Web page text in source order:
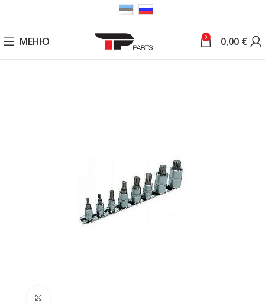
МЕНЮ 0 0,00 €